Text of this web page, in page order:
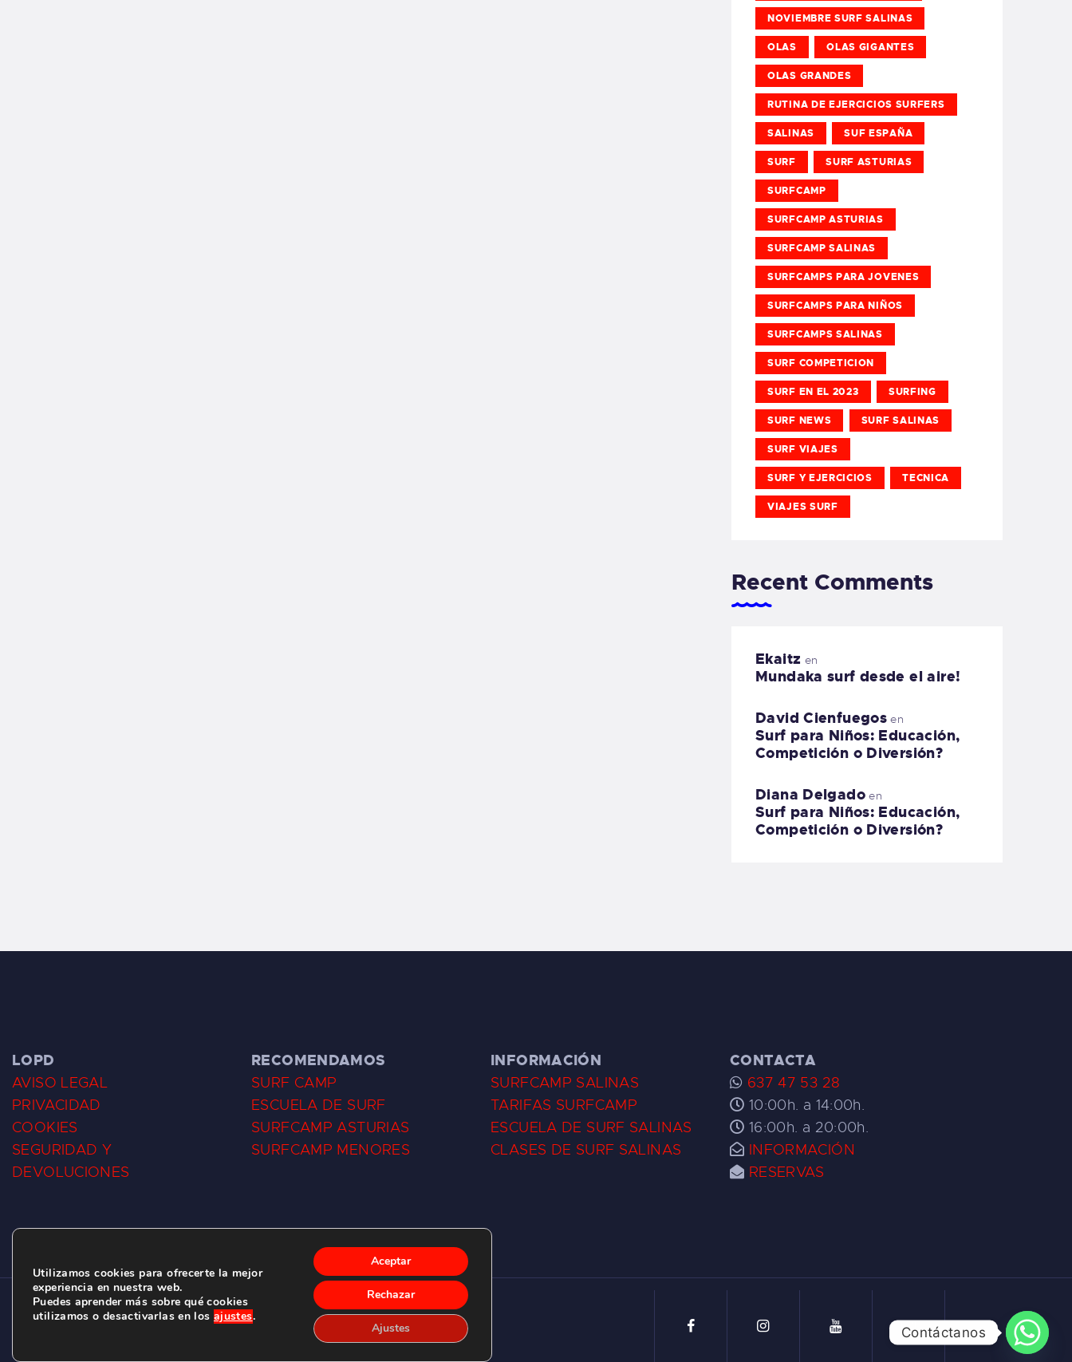
NOVIEMBRE SURF SALINAS
OLAS OLAS GIGANTES
OLAS GRANDES
RUTINA DE EJERCICIOS SURFERS
SALINAS SUF ESPAÑA
SURF SURF ASTURIAS
SURFCAMP
SURFCAMP ASTURIAS
SURFCAMP SALINAS
SURFCAMPS PARA JOVENES
SURFCAMPS PARA NIÑOS
SURFCAMPS SALINAS
SURF COMPETICION
SURF EN EL 2023 SURFING
SURF NEWS SURF SALINAS
SURF VIAJES
SURF Y EJERCICIOS TECNICA
VIAJES SURF
Recent Comments
Ekaitz en
Mundaka surf desde el aire!
David Cienfuegos en
Surf para Niños: Educación,
Competición o Diversión?
Diana Delgadoen
Surf para Niños: Educación,
Competición o Diversión?
LOPD
AVISO LEGAL
PRIVACIDAD
COOKIES
SEGURIDAD Y
DEVOLUCIONES
RECOMENDAMOS
SURF CAMP
ESCUELA DE SURF
SURFCAMP ASTURIAS
SURFCAMP MENORES
INFORMACIÓN
SURFCAMP SALINAS
TARIFAS SURFCAMP
ESCUELA DE SURF SALINAS
CLASES DE SURF SALINAS
CONTACTA
637 47 53 28
10:00h. a 14:00h.
16:00h. a 20:00h.
INFORMACIÓN
RESERVAS
CLUB DE SURF LAS DUNAS ©2026.
C/ BERNARDO ÁLVAREZ GALAN 1, SALINAS (ASTURIAS)
Utilizamos cookies para ofrecerte la mejor
experiencia en nuestra web.
Puedes aprender más sobre qué cookies
utilizamos o desactivarlas en los ajustes.
Aceptar
Rechazar
Ajustes Contáctanos